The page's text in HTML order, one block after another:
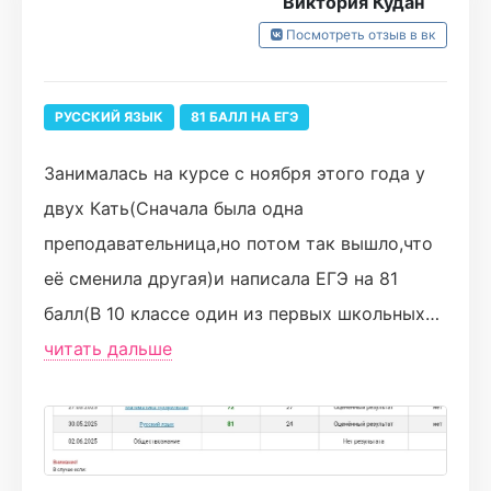
Посмотреть отзыв в вк
РУССКИЙ ЯЗЫК 81 БАЛЛ НА ЕГЭ
Занималась на курсе с ноября этого года у
двух Кать(Сначала была одна
преподавательница,но потом так вышло,что
её сменила другая)и написала ЕГЭ на 81
балл(В 10 классе один из первых школьных
пробников я написла на 48 баллов).Каждый
хорошие знания,но и поднимали настроение
💓Пусть я и надеялась написать на 91 балл,но
читать дальше